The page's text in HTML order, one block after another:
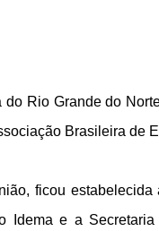
do Rio Grande do
Brasileira de
ficou
Idema e a